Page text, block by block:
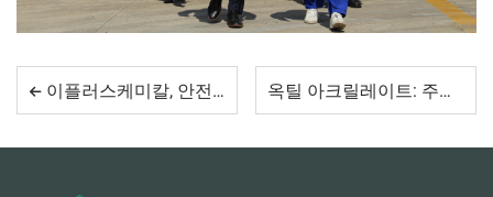
이플러스케미칼, 안전·생태방어 강화 위해 돌발상황 대비 비상 모의훈련 실시 옥틸 아크릴레이트: 주요 특성 및 산업적 용도